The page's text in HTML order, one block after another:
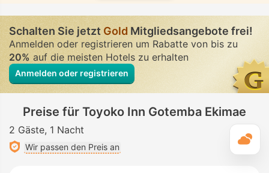
Schalten Sie jetztGold Mitgliedsangebote frei!
Anmelden oder registrieren um Rabatte von bis zu
20%auf die meisten Hotels zu erhalten
Anmelden oder registrieren
Preise für Toyoko Inn Gotemba Ekimae
2 Gäste 1 Nacht
Wir passen den Preis an